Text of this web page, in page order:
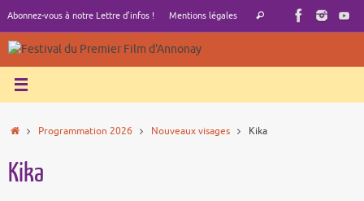
contenu
Abonnez-vous à notre Lettre d’infos ! Mentions légales
Recherche
Rechercher
AccueilProgrammation 2026 Nouveaux visages Kika
Kika